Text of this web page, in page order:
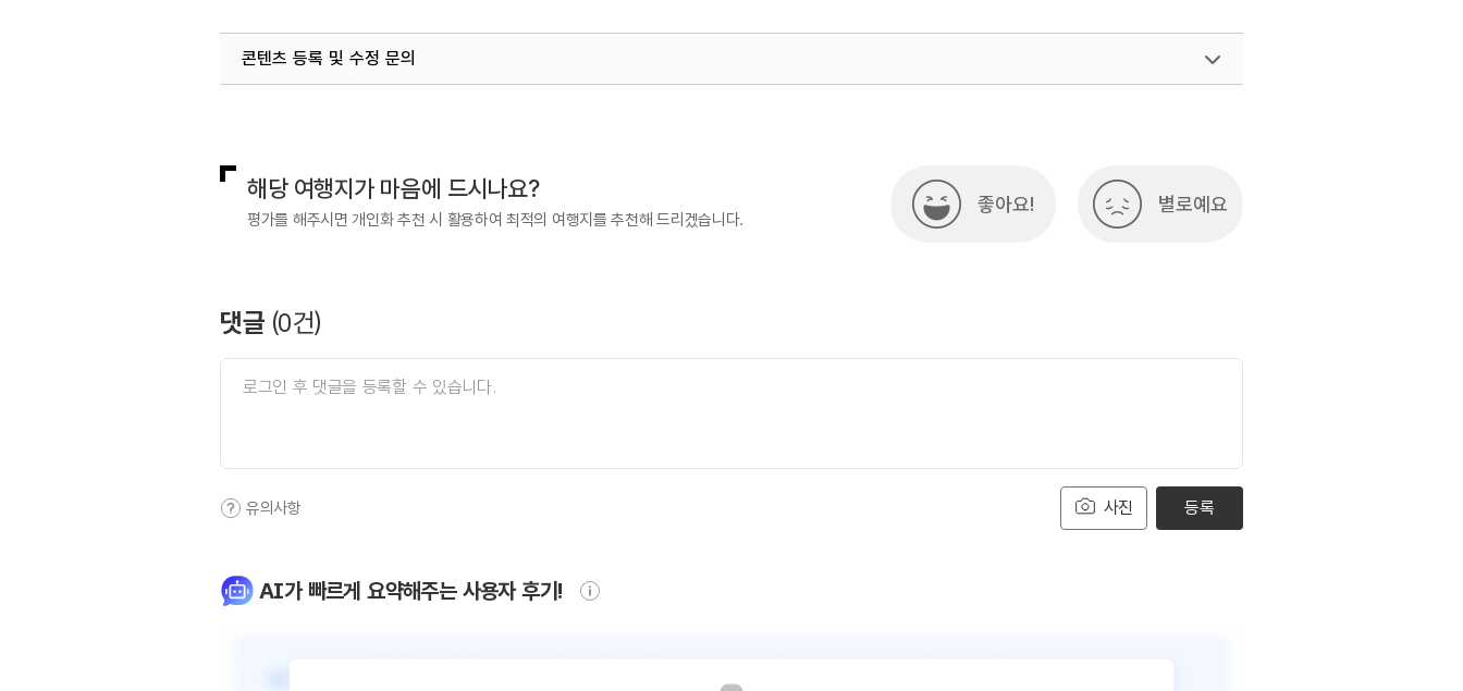
콘텐츠 등록 및 수정 문의
해당 여행지가 마음에 드시나요?
평가를 해주시면 개인화 추천 시 활용하여 최적의 여행지를 추천해 드리겠습니다.
좋아요! 별로예요
댓글 (0건)
사진
유의사항 등록
AI가 빠르게 요약해주는 사용자 후기!